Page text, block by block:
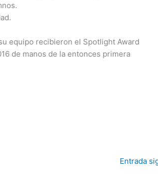
equipo recibieron el Spotlight Award
de manos de la entonces primera
Entrada